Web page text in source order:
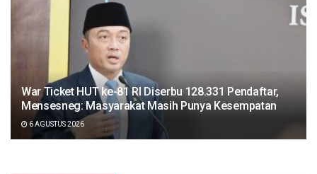
War Ticket HUT ke-81 RI Diserbu 128.331 Pendaftar,
Mensesneg: Masyarakat Masih Punya Kesempatan
6 AGUSTUS 2026